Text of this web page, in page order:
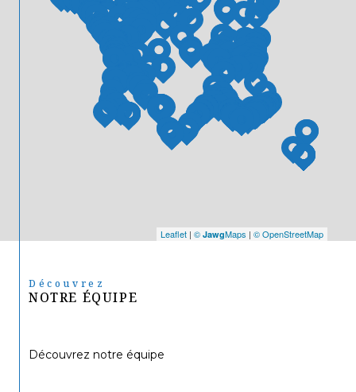
Leaflet | © JawgMaps | © OpenStreetMap
Découvrez
NOTRE ÉQUIPE
Découvrez notre équipe